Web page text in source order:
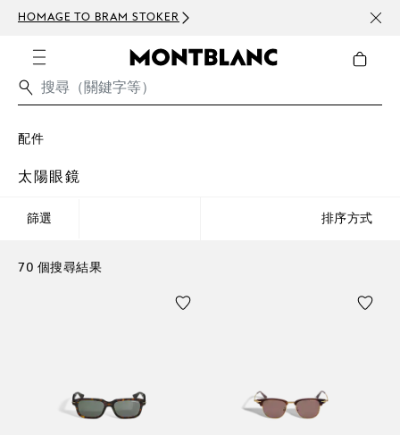
HOMAGE TO BRAM STOKER 訂閱
配件
太陽眼鏡
篩選 排序方式
70 個搜尋結果